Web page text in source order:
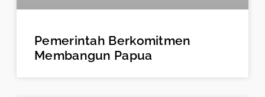
Pemerintah Berkomitmen
Membangun Papua